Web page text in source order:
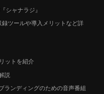
シャナラジ』
ツールや導入メリットなど詳
ットを紹介
説
ランディングのための音声番組